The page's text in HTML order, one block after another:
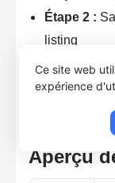
Ce site web
expérience
Étape 2 :
listing
Étape 3 :
sélectionner
Aperçu